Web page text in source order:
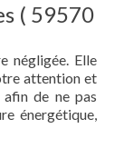
( 59570
négligée. Elle
attention et
de ne pas
énergétique,